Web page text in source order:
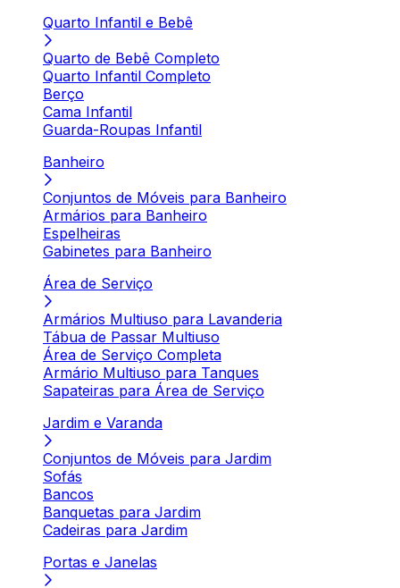
Quarto Infantil e Bebê
Quarto de Bebê Completo
Quarto Infantil Completo
Berço
Cama Infantil
Guarda-Roupas Infantil
Banheiro
Conjuntos de Móveis para Banheiro
Armários para Banheiro
Espelheiras
Gabinetes para Banheiro
Área de Serviço
Armários Multiuso para Lavanderia
Tábua de Passar Multiuso
Área de Serviço Completa
Armário Multiuso para Tanques
Sapateiras para Área de Serviço
Jardim e Varanda
Conjuntos de Móveis para Jardim
Sofás
Bancos
Banquetas para Jardim
Cadeiras para Jardim
Portas e Janelas